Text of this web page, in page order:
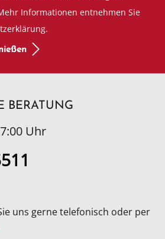
Informationen entnehmen Sie
BERATUNG
Uhr
uns gerne telefonisch oder per